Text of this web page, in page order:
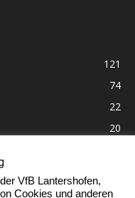
121
74
22
20
VfB Lantershofen,
Cookies und anderen